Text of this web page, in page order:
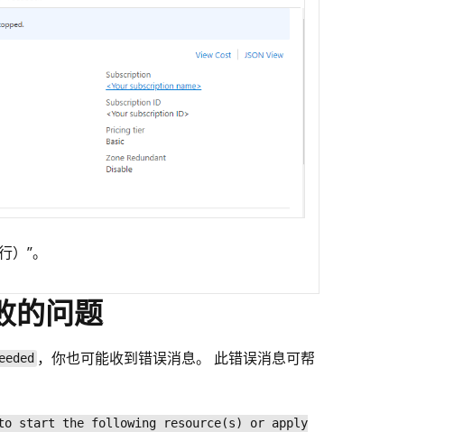
”。
的问题
，你也可能收到错误消息。 此错误消息可帮
start the following resource(s) or apply